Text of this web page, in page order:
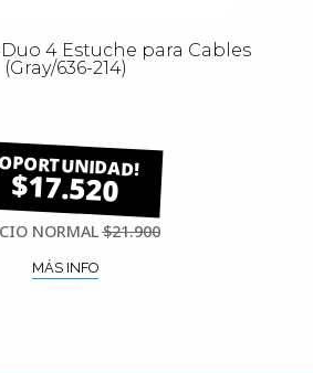
4 Estuche para Cables
(Gray/636-214)
$17.520
NORMAL$21.900
MÁS INFO